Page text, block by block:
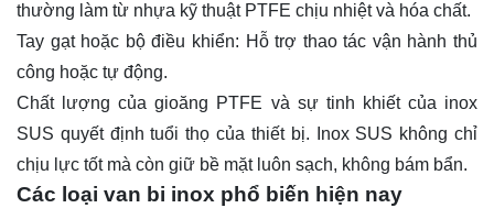
thường làm từ nhựa kỹ thuật PTFE chịu nhiệt và hóa chất.
Tay gạt hoặc bộ điều khiển: Hỗ trợ thao tác vận hành thủ
công hoặc tự động.
Chất lượng của gioăng PTFE và sự tinh khiết của inox
SUS quyết định tuổi thọ của thiết bị. Inox SUS không chỉ
chịu lực tốt mà còn giữ bề mặt luôn sạch, không bám bẩn.
Các loại van bi inox phổ biến hiện nay